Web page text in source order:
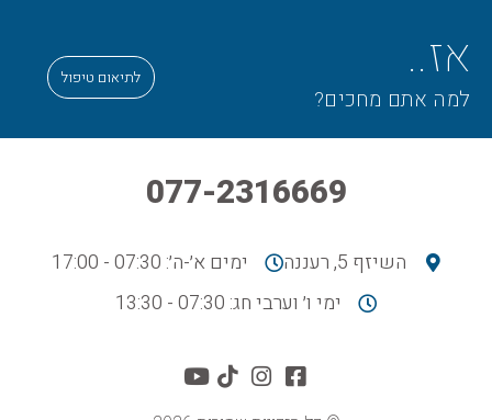
אז..
למה אתם מחכים?
לתיאום טיפול
077-2316669
השיזף 5, רעננה
ימים א׳-ה׳: 07:30 - 17:00
ימי ו׳ וערבי חג: 07:30 - 13:30